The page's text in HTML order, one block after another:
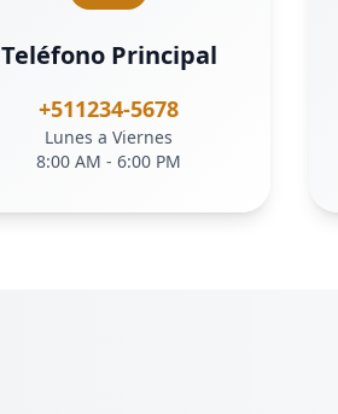
Teléfono Principal
+511234-5678
Lunes a Viernes
8:00 AM - 6:00 PM